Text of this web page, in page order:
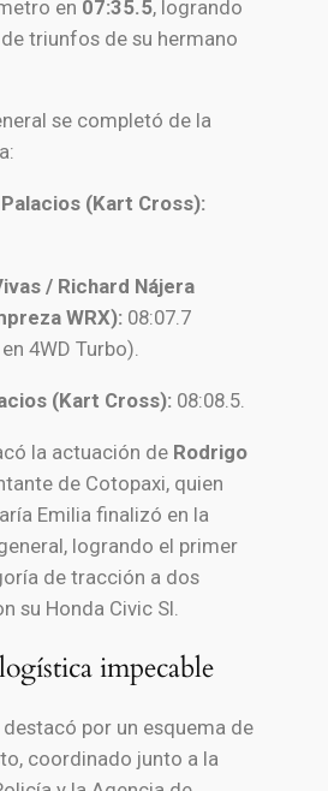
en 07:35.5, logrando
triunfos de su hermano
se completó de la
(Kart Cross):
/ Richard Nájera
WRX):08:07.7
4WD Turbo).
(Kart Cross):08:08.5.
la actuación de Rodrigo
de Cotopaxi, quien
Emilia finalizó en la
logrando el primer
de tracción a dos
su Honda Civic SI.
impecable
por un esquema de
coordinado junto a la